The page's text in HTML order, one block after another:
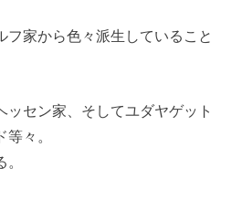
フ家から色々派生していること
ッセン家、そしてユダヤゲット
々。